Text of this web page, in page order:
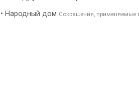
Народный дом Сокращения, применяемые